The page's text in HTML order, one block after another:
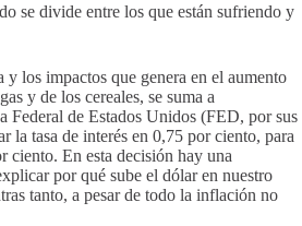
se divide entre los que están sufriendo y
los impactos que genera en el aumento
y de los cereales, se suma a
Federal de Estados Unidos (FED, por sus
la tasa de interés en 0,75 por ciento, para
ciento. En esta decisión hay una
por qué sube el dólar en nuestro
tanto, a pesar de todo la inflación no